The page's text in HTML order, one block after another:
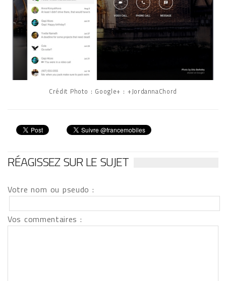
Crédit Photo : Google+ : +JordannaChord
RÉAGISSEZ SUR LE SUJET
Votre nom ou pseudo :
Vos commentaires :